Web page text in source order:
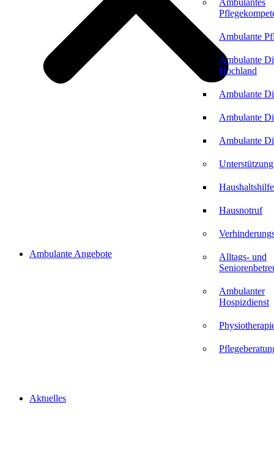
Aktuelles
Ambulante Angebote
Ambulantes
Ambulante
Ambulante
Hochland
Ambulante
Ambulante
Ambulante
Haushaltshilfe
Hausnotruf
Alltags- und
Ambulanter
Hospizdienst